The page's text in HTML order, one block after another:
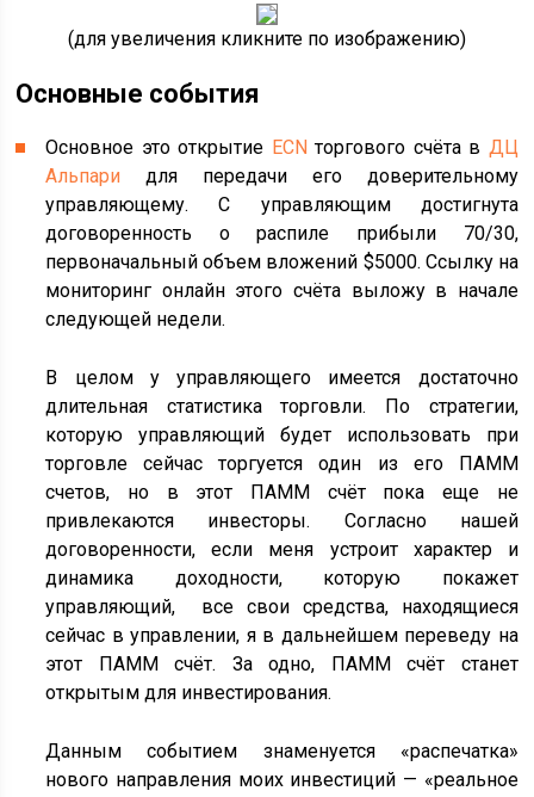
(для увеличения кликните по изображению)
Основные события
Основное это открытие ECNторгового счёта в ДЦ
Альпари для передачи его доверительному
управляющему. С управляющим достигнута
договоренность о распиле прибыли 70/30,
первоначальный объем вложений $5000. Ссылку на
мониторинг онлайн этого счёта выложу в начале
следующей недели.
В целом у управляющего имеется достаточно
длительная статистика торговли. По стратегии,
которую управляющий будет использовать при
торговле сейчас торгуется один из его ПАММ
счетов, но в этот ПАММ счёт пока еще не
привлекаются инвесторы. Согласно нашей
договоренности, если меня устроит характер и
динамика доходности, которую покажет
управляющий, все свои средства, находящиеся
сейчас в управлении, я в дальнейшем переведу на
этот ПАММ счёт. За одно, ПАММ счёт станет
открытым для инвестирования.
Данным событием знаменуется «распечатка»
нового направления моих инвестиций — «реальное